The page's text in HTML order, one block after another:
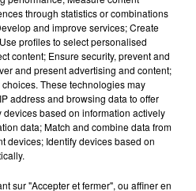
through statistics or combinations
and improve services; Create
profiles to select personalised
content; Ensure security, prevent and
and present advertising and content;
These technologies may
address and browsing data to offer
based on information actively
data; Match and combine data from
devices; Identify devices based on
sur "Accepter et fermer", ou affiner en